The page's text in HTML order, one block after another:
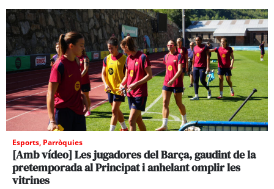
Esports, Parròquies
[Amb vídeo] Les jugadores del Barça, gaudint de la
pretemporada al Principat i anhelant omplir les
vitrines